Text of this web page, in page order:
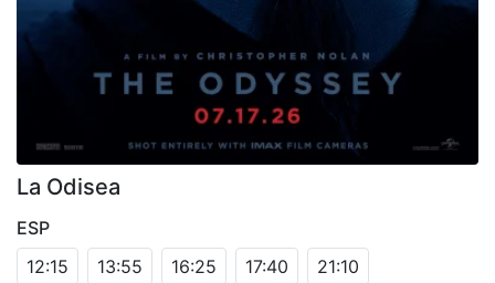
La Odisea
ESP
12:15
13:55 16:25 17:40 21:10